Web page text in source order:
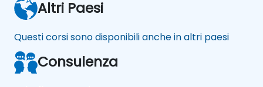
Altri Paesi
Questi corsi sono disponibili anche in altri paesi
Consulenza